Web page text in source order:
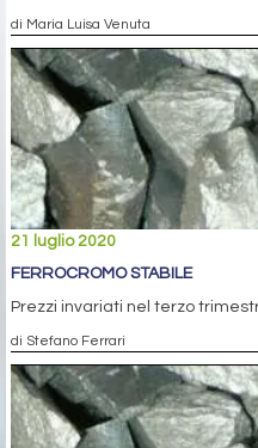
di Maria Luisa Venuta
21 luglio 2020
FERROCROMO STABILE
Prezzi invariati nel terzo
di Stefano Ferrari